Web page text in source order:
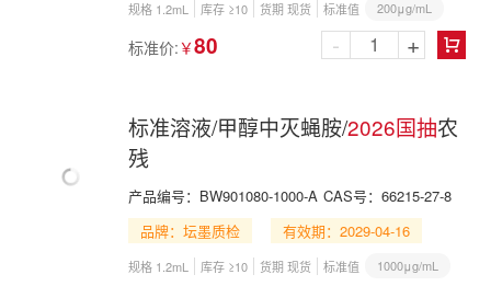
规格 1.2mL 库存 ≥10 货期 现货 标准值 200μg/mL
标准价: ￥80 
- +
标准溶液/甲醇中灭蝇胺/2026国抽农
残
产品编号： BW901080-1000-A CAS号： 66215-27-8
品牌：坛墨质检
有效期：2029-04-16
规格 1.2mL 库存 ≥10 货期 现货 标准值 1000μg/mL